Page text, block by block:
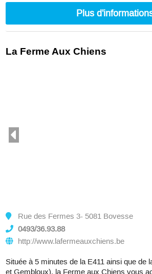
Plus
La Ferme Aux Chiens
Rue des Fermes 3- 5081 Bovesse
0493/36.93.88
http://www.lafermeauxchiens.be
Située à 5 minutes de la E411 ainsi que de
et Gembloux), la Ferme aux Chiens vous